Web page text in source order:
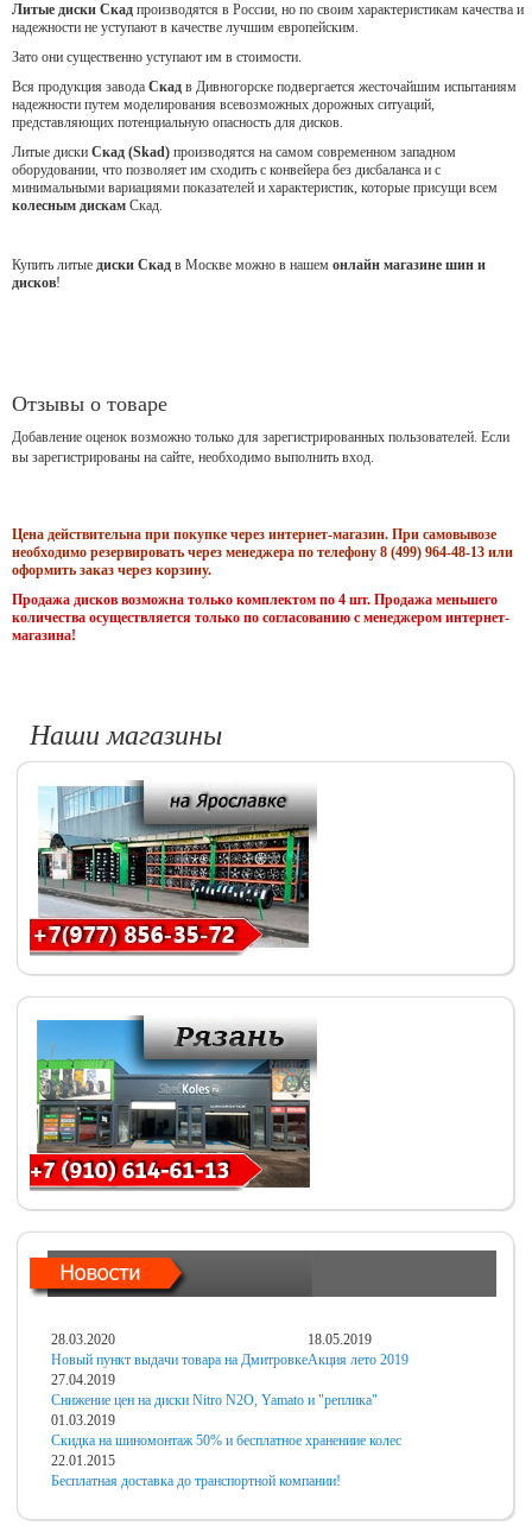
Литые диски Скад производятся в России, но по своим характеристикам качества и
надежности не уступают в качестве лучшим европейским.
Зато они существенно уступают им в стоимости.
Вся продукция завода Скад в Дивногорске подвергается жесточайшим испытаниям
надежности путем моделирования всевозможных дорожных ситуаций,
представляющих потенциальную опасность для дисков.
Литые диски Скад (Skad) производятся на самом современном западном
оборудовании, что позволяет им сходить с конвейера без дисбаланса и с
минимальными вариациями показателей и характеристик, которые присущи всем
колесным дискам Скад.
Купить литые диски Скад в Москве можно в нашем онлайн магазине шин и
дисков!
Отзывы о товаре
Добавление оценок возможно только для зарегистрированных пользователей. Если
вы зарегистрированы на сайте, необходимо выполнить вход.
Цена действительна при покупке через интернет-магазин. При самовывозе
необходимо резервировать через менеджера по телефону 8 (499) 964-48-13 или
оформить заказ через корзину.
Продажа дисков возможна только комплектом по 4 шт. Продажа меньшего
количества осуществляется только по согласованию с менеджером интернет-
магазина!
Наши магазины
28.03.2020
Новый пункт выдачи товара на Дмитровке
18.05.2019
Акция лето 2019
27.04.2019
Снижение цен на диски Nitro N2O, Yamato и "реплика"
01.03.2019
Скидка на шиномонтаж 50% и бесплатное хранениие колес
22.01.2015
Бесплатная доставка до транспортной компании!